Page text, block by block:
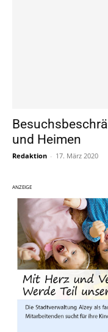
und Heimen
Redaktion - 17. März 2020
ANZEIGE